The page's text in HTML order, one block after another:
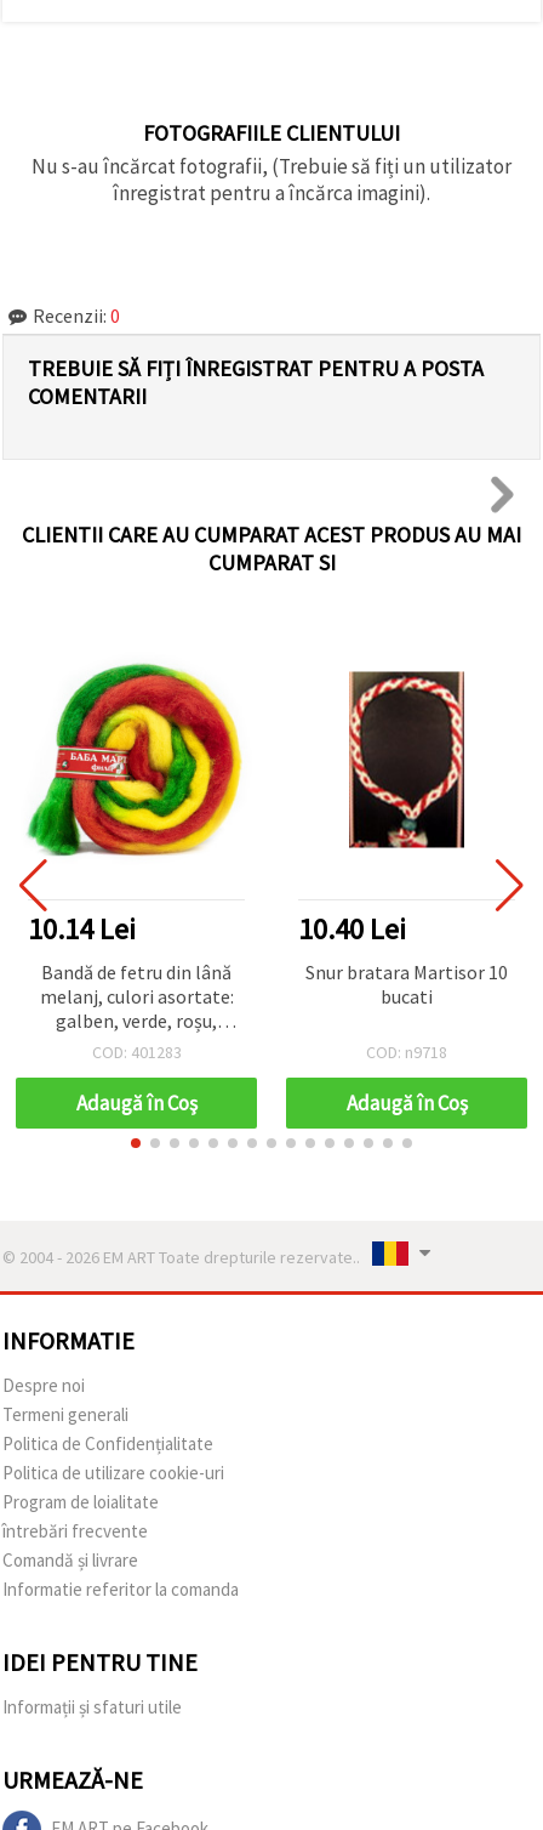
FOTOGRAFIILE CLIENTULUI
Nu s-au încărcat fotografii, (Trebuie să fiți un utilizator
înregistrat pentru a încărca imagini).
Recenzii: 0
TREBUIE SĂ FIȚI ÎNREGISTRAT PENTRU A POSTA
COMENTARII
CLIENTII CARE AU CUMPARAT ACEST PRODUS AU MAI
CUMPARAT SI
10.14 Lei
Bandă de fetru din lână
melanj, culori asortate:
galben, verde, roșu,
pentru haine și accesorii
COD: 401283
Adaugă în Coş
10.40 Lei
Snur bratara Martisor 10
bucati
COD: n9718
Adaugă în Coş
© 2004 - 2026 EM ART Toate drepturile rezervate..
INFORMATIE
Despre noi
Termeni generali
Politica de Confidențialitate
Politica de utilizare cookie-uri
Program de loialitate
întrebări frecvente
Comandă și livrare
Informatie referitor la comanda
IDEI PENTRU TINE
Informații și sfaturi utile
URMEAZĂ-NE